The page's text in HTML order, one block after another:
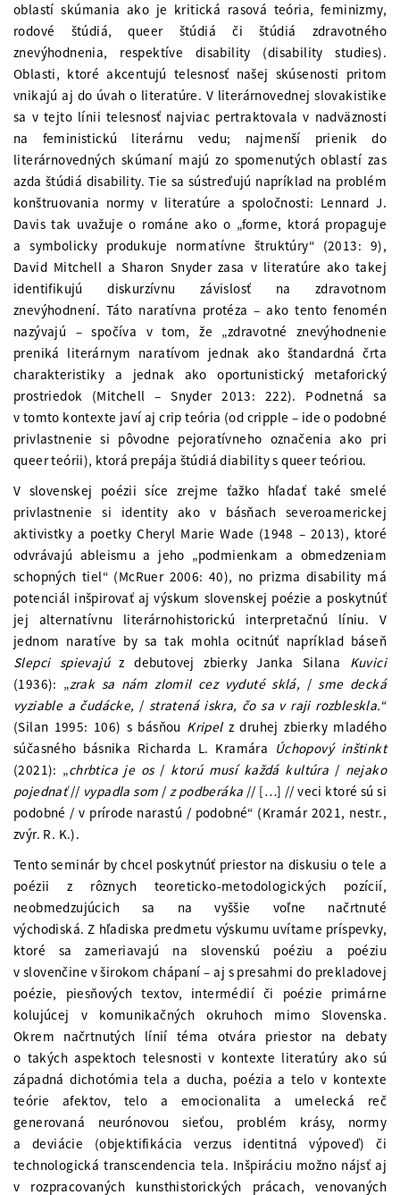
oblastí skúmania ako je kritická rasová teória, feminizmy,
rodové štúdiá, queer štúdiá či štúdiá zdravotného
znevýhodnenia, respektíve disability (disability studies).
Oblasti, ktoré akcentujú telesnosť našej skúsenosti pritom
vnikajú aj do úvah o literatúre. V literárnovednej slovakistike
sa v tejto línii telesnosť najviac pertraktovala v nadväznosti
na feministickú literárnu vedu; najmenší prienik do
literárnovedných skúmaní majú zo spomenutých oblastí zas
azda štúdiá disability. Tie sa sústreďujú napríklad na problém
konštruovania normy v literatúre a spoločnosti: Lennard J.
Davis tak uvažuje o románe ako o „forme, ktorá propaguje
a symbolicky produkuje normatívne štruktúry“ (2013: 9),
David Mitchell a Sharon Snyder zasa v literatúre ako takej
identifikujú diskurzívnu závislosť na zdravotnom
znevýhodnení. Táto naratívna protéza – ako tento fenomén
nazývajú – spočíva v tom, že „zdravotné znevýhodnenie
preniká literárnym naratívom jednak ako štandardná črta
charakteristiky a jednak ako oportunistický metaforický
prostriedok (Mitchell – Snyder 2013: 222). Podnetná sa
v tomto kontexte javí aj crip teória (od cripple – ide o podobné
privlastnenie si pôvodne pejoratívneho označenia ako pri
queer teórii), ktorá prepája štúdiá diability s queer teóriou.
V slovenskej poézii síce zrejme ťažko hľadať také smelé
privlastnenie si identity ako v básňach severoamerickej
aktivistky a poetky Cheryl Marie Wade (1948 – 2013), ktoré
odvrávajú ableismu a jeho „podmienkam a obmedzeniam
schopných tiel“ (McRuer 2006: 40), no prizma disability má
potenciál inšpirovať aj výskum slovenskej poézie a poskytnúť
jej alternatívnu literárnohistorickú interpretačnú líniu. V
jednom naratíve by sa tak mohla ocitnúť napríklad báseň
Slepci spievajúz debutovej zbierky Janka Silana Kuvici
(1936): „zrak sa nám zlomil cez vyduté sklá, / sme decká
vyziable a čudácke, / stratená iskra, čo sa v raji rozbleskla.“
(Silan 1995: 106) s básňou Kripelz druhej zbierky mladého
súčasného básnika Richarda L. Kramára Úchopový inštinkt
(2021): „chrbtica je os/ ktorú musí každá kultúra / nejako
pojednať// vypadla som / z podberáka // […] // veci ktoré sú si
podobné / v prírode narastú / podobné“ (Kramár 2021, nestr.,
zvýr. R. K.).
Tento seminár by chcel poskytnúť priestor na diskusiu o tele a
poézii z rôznych teoreticko-metodologických pozícií,
neobmedzujúcich sa na vyššie voľne načrtnuté
východiská. Z hľadiska predmetu výskumu uvítame príspevky,
ktoré sa zameriavajú na slovenskú poéziu a poéziu
v slovenčine v širokom chápaní – aj s presahmi do prekladovej
poézie, piesňových textov, intermédií či poézie primárne
kolujúcej v komunikačných okruhoch mimo Slovenska.
Okrem načrtnutých línií téma otvára priestor na debaty
o takých aspektoch telesnosti v kontexte literatúry ako sú
západná dichotómia tela a ducha, poézia a telo v kontexte
teórie afektov, telo a emocionalita a umelecká reč
generovaná neurónovou sieťou, problém krásy, normy
a deviácie (objektifikácia verzus identitná výpoveď) či
technologická transcendencia tela. Inšpiráciu možno nájsť aj
v rozpracovaných kunsthistorických prácach, venovaných